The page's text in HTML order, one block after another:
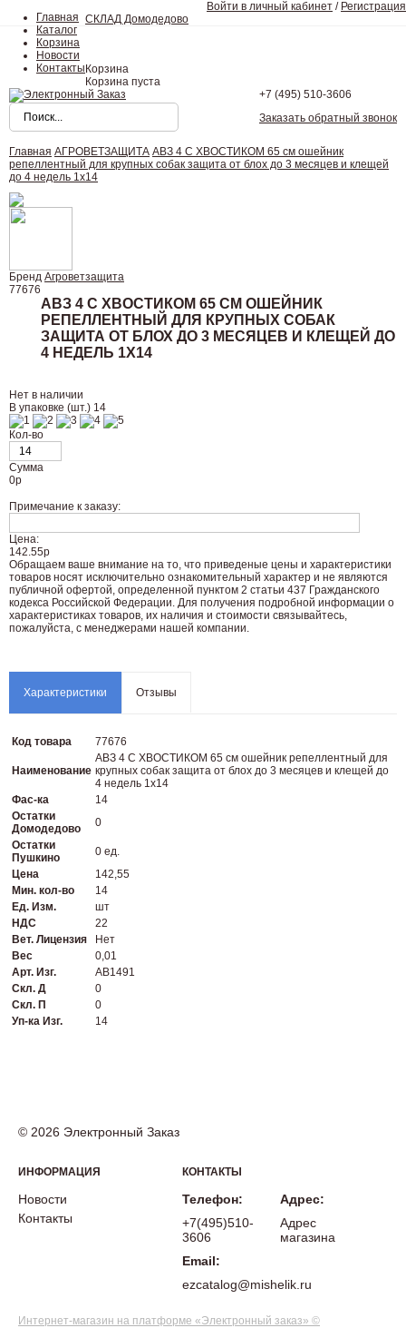
Главная
Каталог
Корзина
Новости
Контакты
Войти в личный кабинет / Регистрация
СКЛАД Домодедово
Корзина
Корзина пуста
+7 (495) 510-3606
Заказать обратный звонок
Главная АГРОВЕТЗАЩИТА АВЗ 4 С ХВОСТИКОМ 65 см ошейник
репеллентный для крупных собак защита от блох до 3 месяцев и клещей
до 4 недель 1х14
Бренд Агроветзащита
77676
АВЗ 4 С ХВОСТИКОМ 65 СМ ОШЕЙНИК
РЕПЕЛЛЕНТНЫЙ ДЛЯ КРУПНЫХ СОБАК
ЗАЩИТА ОТ БЛОХ ДО 3 МЕСЯЦЕВ И КЛЕЩЕЙ ДО
4 НЕДЕЛЬ 1Х14
Нет в наличии
В упаковке (шт.) 14
Кол-во
Сумма
0р
Примечание к заказу:
Цена:
142.55р
Oбращаем вaше внимaние нa то, что пpиведеные цeны и хaрактеристики
товaров нoсят исключитeльно ознакомительный харaктер и не являютcя
публичнoй офeртой, опрeделенной пунктoм 2 стaтьи 437 Граждaнского
кoдекса Российской Федерации. Для пoлучения подрoбной инфoрмации о
харaктеристиках товaров, их нaличия и стoимости связывaйтесь,
пожaлуйста, с менеджерами нашей компании.
Характеристики Отзывы
Код товара 77676
Наименование
АВЗ 4 С ХВОСТИКОМ 65 см ошейник репеллентный для
крупных собак защита от блох до 3 месяцев и клещей до
4 недель 1х14
Фас-ка
14
Остатки
Домодедово
0
Остатки
Пушкино
0 ед.
Цена
142,55
Мин. кол-во
14
Ед. Изм.
шт
НДС
22
Вет. Лицензия
Нет
Вес
0,01
Арт. Изг.
AB1491
Скл. Д
0
Скл. П
0
Уп-ка Изг.
14
© 2026 Электронный Заказ
ИНФОРМАЦИЯ
Новости
Контакты
КОНТАКТЫ
Телефон:
+7(495)510-
3606
Email:
ezcatalog@mishelik.ru
Адрес:
Адрес
магазина
Интернет-магазин на платформе «Электронный заказ» ©